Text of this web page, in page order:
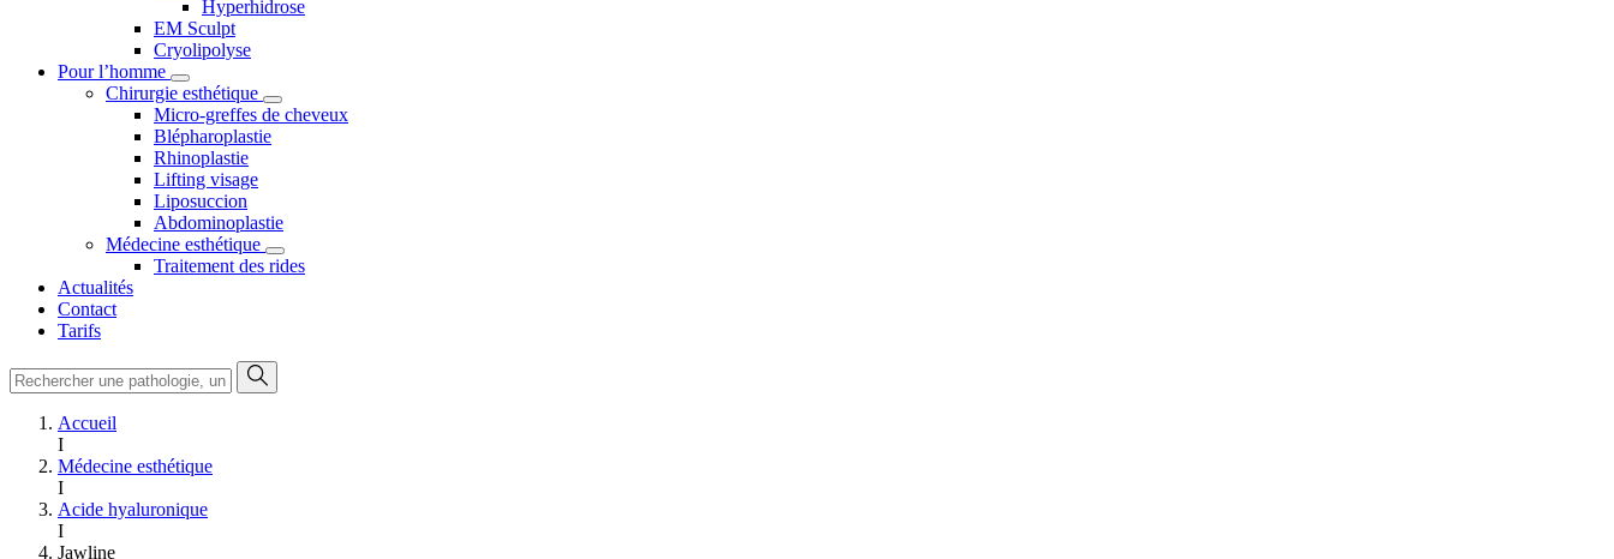
Hyperhidrose
EM Sculpt
Cryolipolyse
Pour l’homme
Chirurgie esthétique
Micro-greffes de cheveux
Blépharoplastie
Rhinoplastie
Lifting visage
Liposuccion
Abdominoplastie
Médecine esthétique
Traitement des rides
Actualités
Contact
Tarifs
Accueil
I
Médecine esthétique
I
Acide hyaluronique
I
Jawline